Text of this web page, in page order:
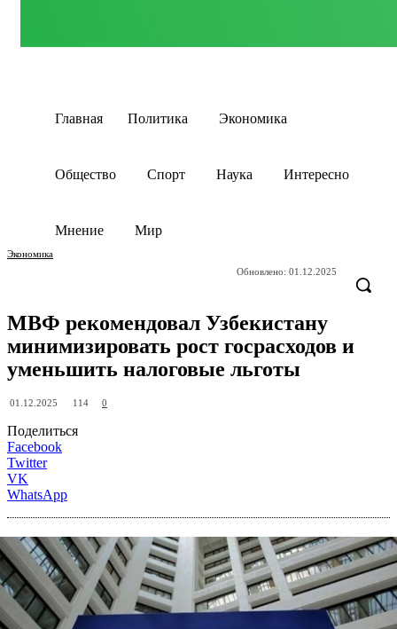
Главная Политика Экономика
Общество Спорт Наука Интересно
Мнение Мир
Экономика
Обновлено: 01.12.2025
МВФ рекомендовал Узбекистану
минимизировать рост госрасходов и
уменьшить налоговые льготы
01.12.2025 114 0
Поделиться
Facebook
Twitter
VK
WhatsApp